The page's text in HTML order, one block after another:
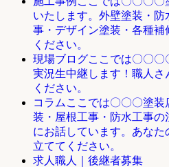
いたします。外壁塗装・
事・デザイン塗装・各種
ください。
現場ブログここでは〇〇
実況生中継します！職人
ください。
コラム ここでは〇〇〇塗
装・屋根工事・防水工事
にお話しています。あな
立ててください。
求人職人｜後継者募集